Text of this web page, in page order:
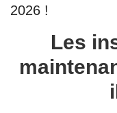
2026 !
Les